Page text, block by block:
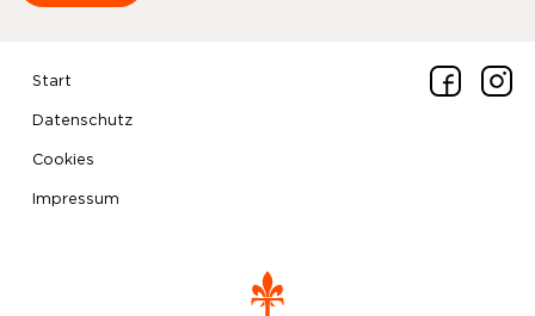
Start
Datenschutz
Cookies
Impressum